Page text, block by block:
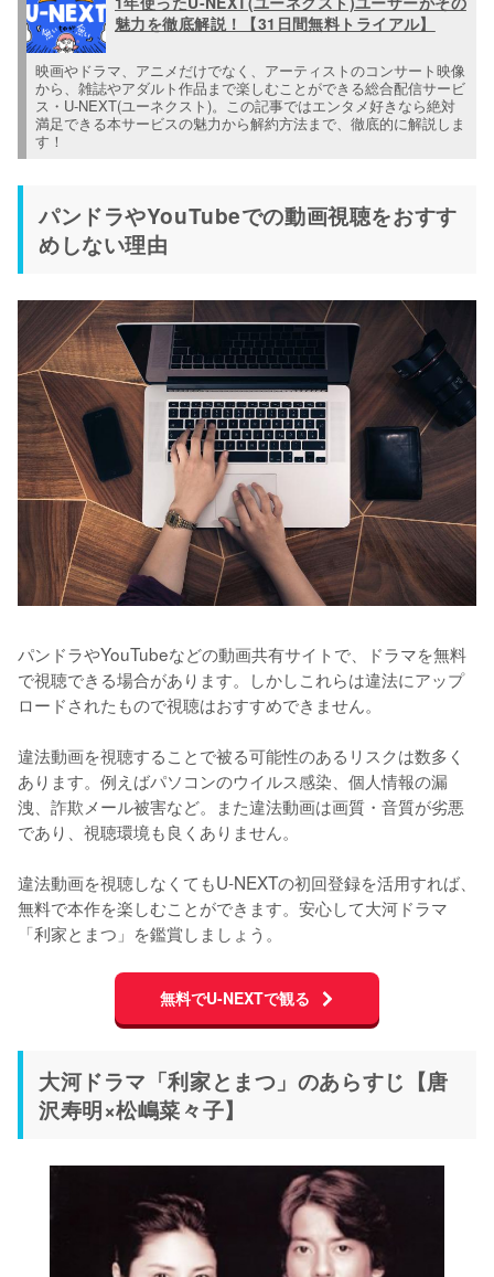
魅力を徹底解説！【31日間無料トライアル】
映画やドラマ、アニメだけでなく、アーティストのコンサート映像
から、雑誌やアダルト作品まで楽しむことができる総合配信サービ
ス・U-NEXT(ユーネクスト)。この記事ではエンタメ好きなら絶対
満足できる本サービスの魅力から解約方法まで、徹底的に解説しま
す！
パンドラやYouTubeでの動画視聴をおすす
めしない理由
パンドラやYouTubeなどの動画共有サイトで、ドラマを無料
で視聴できる場合があります。しかしこれらは違法にアップ
ロードされたもので視聴はおすすめできません。
違法動画を視聴することで被る可能性のあるリスクは数多く
あります。例えばパソコンのウイルス感染、個人情報の漏
洩、詐欺メール被害など。また違法動画は画質・音質が劣悪
であり、視聴環境も良くありません。
違法動画を視聴しなくてもU-NEXTの初回登録を活用すれば、
無料で本作を楽しむことができます。安心して大河ドラマ
「利家とまつ」を鑑賞しましょう。
無料でU-NEXTで観る
大河ドラマ「利家とまつ」のあらすじ【唐
沢寿明×松嶋菜々子】